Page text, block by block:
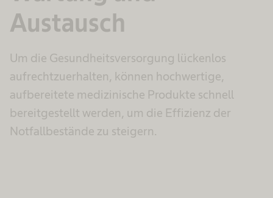
Austausch
Um die Gesundheitsversorgung lückenlos
aufrechtzuerhalten, können hochwertige,
aufbereitete medizinische Produkte schnell
bereitgestellt werden, um die Effizienz der
Notfallbestände zu steigern.